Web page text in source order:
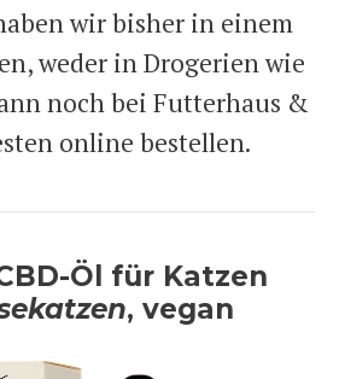
wir bisher in einem
weder in Drogerien wie
noch bei Futterhaus &
online bestellen.
Öl für Katzen
, vegan